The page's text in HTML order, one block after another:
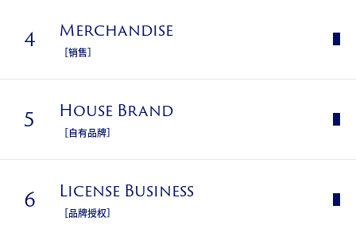
4 Merchandise
［销售］
5 House Brand
［⾃有品牌］
6 License Business
［品牌授权］